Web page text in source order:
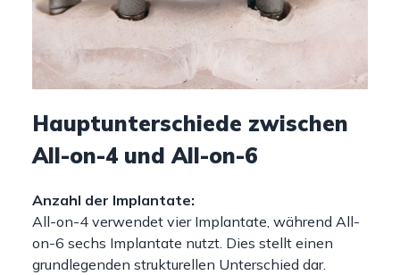
Hauptunterschiede zwischen
All-on-4 und All-on-6
Anzahl der Implantate:
All-on-4 verwendet vier Implantate, während All-
on-6 sechs Implantate nutzt. Dies stellt einen
grundlegenden strukturellen Unterschied dar.